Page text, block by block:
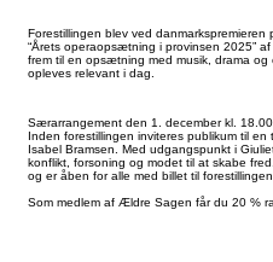
Forestillingen blev ved danmarkspremieren
“Årets operaopsætning i provinsen 2025”
frem til en opsætning med musik, drama
opleves relevant i dag.
Særarrangement den 1. december kl. 18.00
Inden forestillingen inviteres publikum til en
Isabel Bramsen. Med udgangspunkt i
konflikt, forsoning og modet til at skabe
og er åben for alle med billet til forestillingen
Som medlem af Ældre Sagen får du 20 %